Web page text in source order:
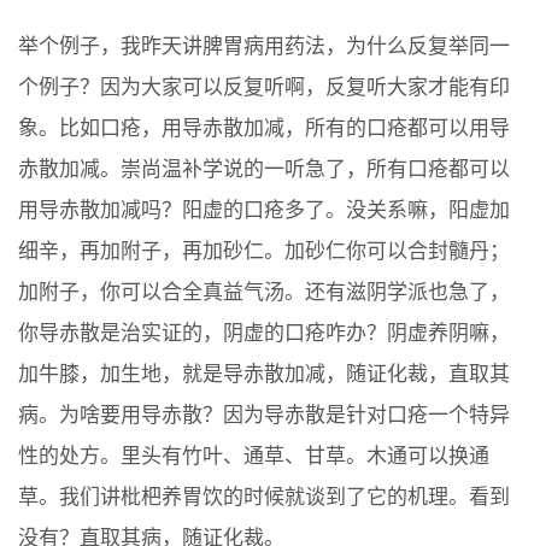
举个例子，我昨天讲脾胃病用药法，为什么反复举同一
个例子？因为大家可以反复听啊，反复听大家才能有印
象。比如口疮，用导赤散加减，所有的口疮都可以用导
赤散加减。崇尚温补学说的一听急了，所有口疮都可以
用导赤散加减吗？阳虚的口疮多了。没关系嘛，阳虚加
细辛，再加附子，再加砂仁。加砂仁你可以合封髓丹；
加附子，你可以合全真益气汤。还有滋阴学派也急了，
你导赤散是治实证的，阴虚的口疮咋办？阴虚养阴嘛，
加牛膝，加生地，就是导赤散加减，随证化裁，直取其
病。为啥要用导赤散？因为导赤散是针对口疮一个特异
性的处方。里头有竹叶、通草、甘草。木通可以换通
草。我们讲枇杷养胃饮的时候就谈到了它的机理。看到
没有？直取其病，随证化裁。